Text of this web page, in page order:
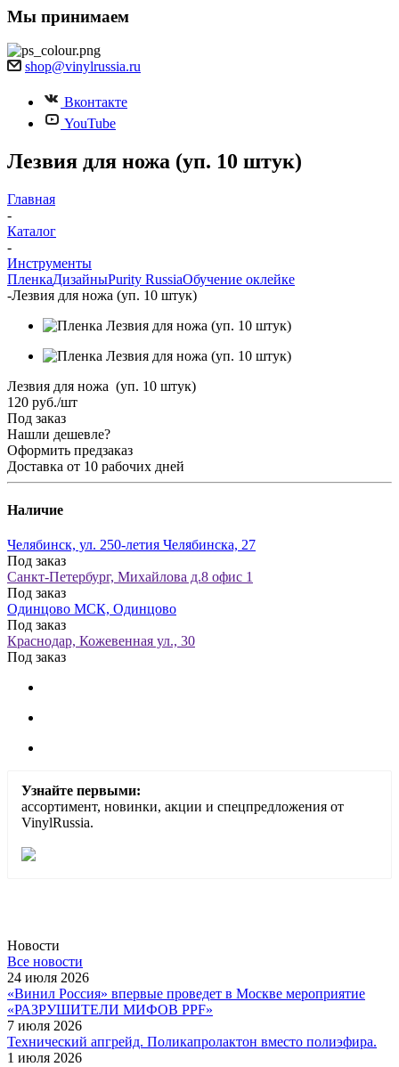
Мы принимаем
shop@vinylrussia.ru
Вконтакте
YouTube
Лезвия для ножа (уп. 10 штук)
Главная
-
Каталог
-
Инструменты
ПленкаДизайныPurity RussiaОбучение оклейке
-Лезвия для ножа (уп. 10 штук)
Лезвия для ножа (уп. 10 штук)
120 руб./шт
Под заказ
Нашли дешевле?
Оформить предзаказ
Доставка от 10 рабочих дней
Наличие
Челябинск, ул. 250-летия Челябинска, 27
Под заказ
Санкт-Петербург, Михайлова д.8 офис 1
Под заказ
Одинцово МСК, Одинцово
Под заказ
Краснодар, Кожевенная ул., 30
Под заказ
Узнайте первыми:
ассортимент, новинки, акции и спецпредложения от
VinylRussia.
Новости
Все новости
24 июля 2026
«Винил Россия» впервые проведет в Москве мероприятие
«РАЗРУШИТЕЛИ МИФОВ PPF»
7 июля 2026
Технический апгрейд. Поликапролактон вместо полиэфира.
1 июля 2026